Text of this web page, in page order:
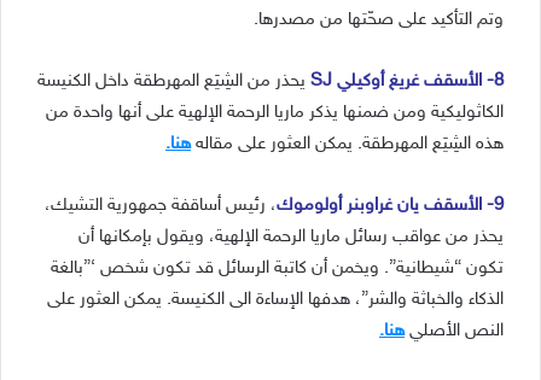
وتم التأكيد على صحّتها من مصدرها.
8- الأسقف غريغ أوكيلي SJ
يحذر من الشِيَع المهرطقة داخل الكنيسة
الكاثوليكية ومن ضمنها يذكر ماريا الرحمة الإلهية على أنها واحدة من
هذه الشِيَع المهرطقة. يمكن العثور على مقالههنا.
9- الأسقف يان غراوبنر أولوموك
، رئيس أساقفة جمهورية التشيك،
يحذر من عواقب رسائل ماريا الرحمة الإلهية، ويقول بإمكانها أن
تكون “شيطانية”. ويخمن أن كاتبة الرسائل قد تكون شخص ‘”بالغة
الذكاء والخباثة والشر”، هدفها الإساءة الى الكنيسة. يمكن العثور على
النص الأصليهنا.